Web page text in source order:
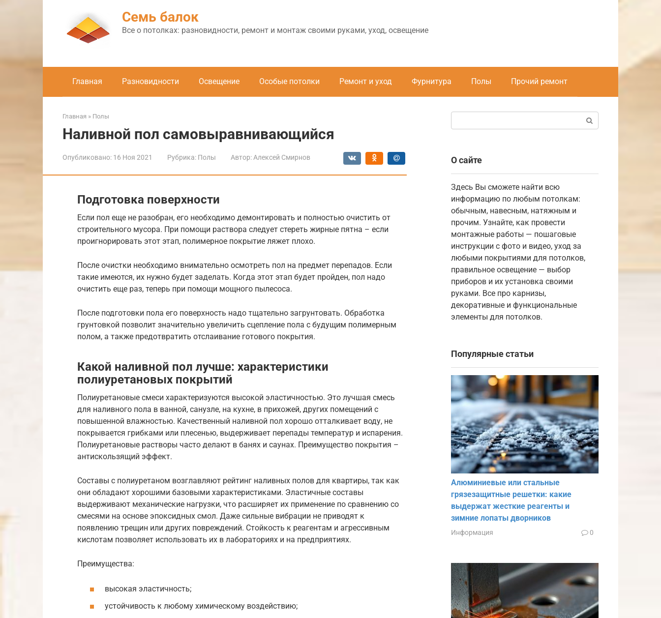
Семь балок
Все о потолках: разновидности, ремонт и монтаж своими руками, уход, освещение
Главная Разновидности Освещение Особые потолки Ремонт и уход Фурнитура Полы Прочий ремонт
Главная » Полы
Наливной пол самовыравнивающийся
Опубликовано: 16 Ноя 2021 Рубрика: Полы Автор: Алексей Смирнов
Подготовка поверхности
Если пол еще не разобран, его необходимо демонтировать и полностью очистить от
строительного мусора. При помощи раствора следует стереть жирные пятна – если
проигнорировать этот этап, полимерное покрытие ляжет плохо.
После очистки необходимо внимательно осмотреть пол на предмет перепадов. Если
такие имеются, их нужно будет заделать. Когда этот этап будет пройден, пол надо
очистить еще раз, теперь при помощи мощного пылесоса.
После подготовки пола его поверхность надо тщательно загрунтовать. Обработка
грунтовкой позволит значительно увеличить сцепление пола с будущим полимерным
полом, а также предотвратить отслаивание готового покрытия.
Какой наливной пол лучше: характеристики
полиуретановых покрытий
Полиуретановые смеси характеризуются высокой эластичностью. Это лучшая смесь
для наливного пола в ванной, санузле, на кухне, в прихожей, других помещений с
повышенной влажностью. Качественный наливной пол хорошо отталкивает воду, не
покрывается грибками или плесенью, выдерживает перепады температур и испарения.
Полиуретановые растворы часто делают в банях и саунах. Преимущество покрытия –
антискользящий эффект.
Составы с полиуретаном возглавляют рейтинг наливных полов для квартиры, так как
они обладают хорошими базовыми характеристиками. Эластичные составы
выдерживают механические нагрузки, что расширяет их применение по сравнению со
смесями на основе эпоксидных смол. Даже сильные вибрации не приводят к
появлению трещин или других повреждений. Стойкость к реагентам и агрессивным
кислотам позволяет использовать их в лабораториях и на предприятиях.
Преимущества:
высокая эластичность;
устойчивость к любому химическому воздействию;
О сайте
Здесь Вы сможете найти всю
информацию по любым потолкам:
обычным, навесным, натяжным и
прочим. Узнайте, как провести
монтажные работы — пошаговые
инструкции с фото и видео, уход за
любыми покрытиями для потолков,
правильное освещение — выбор
приборов и их установка своими
руками. Все про карнизы,
декоративные и функциональные
элементы для потолков.
Популярные статьи
Алюминиевые или стальные
грязезащитные решетки: какие
выдержат жесткие реагенты и
зимние лопаты дворников
Информация 0